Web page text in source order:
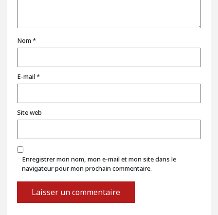
Nom*
E-mail*
Site web
Enregistrer mon nom, mon e-mail et mon site dans le
navigateur pour mon prochain commentaire.